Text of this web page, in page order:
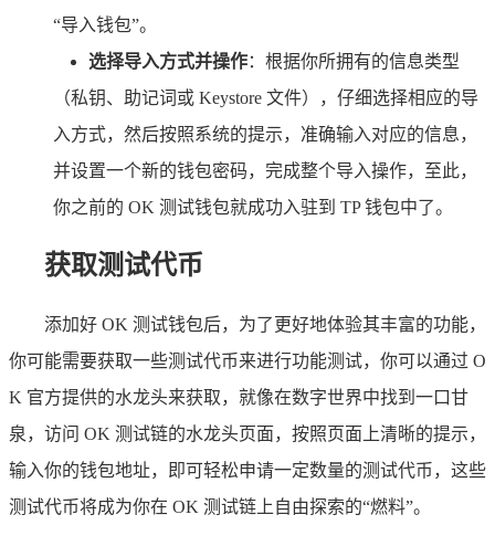
“导入钱包”。
选择导入方式并操作：根据你所拥有的信息类型
（私钥、助记词或 Keystore 文件），仔细选择相应的导
入方式，然后按照系统的提示，准确输入对应的信息，
并设置一个新的钱包密码，完成整个导入操作，至此，
你之前的 OK 测试钱包就成功入驻到 TP 钱包中了。
获取测试代币
添加好 OK 测试钱包后，为了更好地体验其丰富的功能，
你可能需要获取一些测试代币来进行功能测试，你可以通过 O
K 官方提供的水龙头来获取，就像在数字世界中找到一口甘
泉，访问 OK 测试链的水龙头页面，按照页面上清晰的提示，
输入你的钱包地址，即可轻松申请一定数量的测试代币，这些
测试代币将成为你在 OK 测试链上自由探索的“燃料”。